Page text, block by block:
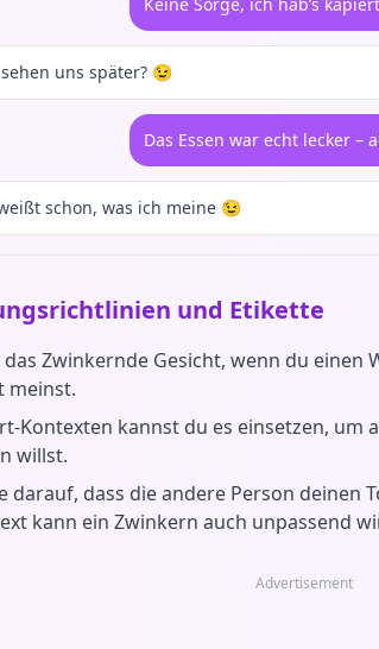
uns später? 😉
Das Essen war echt lecker
schon, was ich meine 😉
und Etikette
das Zwinkernde Gesicht, wenn du einen
meinst.
Kontexten kannst du es einsetzen, um
willst.
darauf, dass die andere Person deinen
kann ein Zwinkern auch unpassend
Advertisement